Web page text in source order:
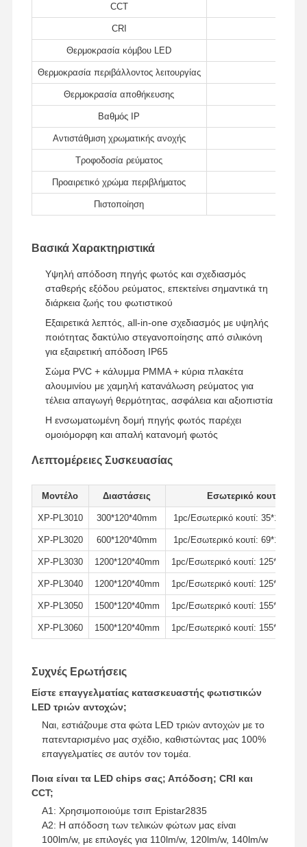
Ποιοτικός
Έλεγχος
Επαφή Ειδήσεις
Όλες Οι
Συνομιλία
IP65 τρι φως απόδειξης των οδηγήσεων
Γραμμικός πλήρης φωτισμός κόλπων οδηγήσεων
Πλήρης φωτισμός κόλπων UFO οδηγήσεων
LED LIP LIGHT
LED LIGHT
LED γραμμική λωρίδα φωτός
Φως του πίνακα LED
LED LIGHT STREET
οδηγημένο φως πακέτων τοίχων
Φωτιστικό LED για ψυκτικούς θαλάμους
CCT
CRI
Θερμοκρασία κόμβου LED
Θερμοκρασία περιβάλλοντος λειτουργίας
Θερμοκρασία αποθήκευσης
Βαθμός IP
Αντιστάθμιση χρωματικής ανοχής
Τροφοδοσία ρεύματος
Προαιρετικό χρώμα περιβλήματος
Πιστοποίηση
Βασικά Χαρακτηριστικά
Υψηλή απόδοση πηγής φωτός και σχεδιασμός
σταθερής εξόδου ρεύματος, επεκτείνει σημαντικά τη
διάρκεια ζωής του φωτιστικού
Εξαιρετικά λεπτός, all-in-one σχεδιασμός με υψηλής
ποιότητας δακτύλιο στεγανοποίησης από σιλικόνη
για εξαιρετική απόδοση IP65
Σώμα PVC + κάλυμμα PMMA + κύρια πλακέτα
αλουμινίου με χαμηλή κατανάλωση ρεύματος για
τέλεια απαγωγή θερμότητας, ασφάλεια και αξιοπιστία
Η ενσωματωμένη δομή πηγής φωτός παρέχει
ομοιόμορφη και απαλή κατανομή φωτός
Λεπτομέρειες Συσκευασίας
Μοντέλο Διαστάσεις Εσωτερικό κουτί
XP-PL3010 300*120*40mm 1pc/Εσωτερικό κουτί:
XP-PL3020 600*120*40mm 1pc/Εσωτερικό κουτί:
XP-PL3030 1200*120*40mm 1pc/Εσωτερικό κουτί:
XP-PL3040 1200*120*40mm 1pc/Εσωτερικό κουτί:
XP-PL3050 1500*120*40mm 1pc/Εσωτερικό κουτί:
XP-PL3060 1500*120*40mm 1pc/Εσωτερικό κουτί:
Συχνές Ερωτήσεις
Είστε επαγγελματίας κατασκευαστής φωτιστικών
LED τριών αντοχών;
Ναι, εστιάζουμε στα φώτα LED τριών αντοχών με το
πατενταρισμένο μας σχέδιο, καθιστώντας μας 100%
επαγγελματίες σε αυτόν τον τομέα.
Ποια είναι τα LED chips σας; Απόδοση; CRI και
CCT;
A1: Χρησιμοποιούμε τσιπ Epistar2835
A2: Η απόδοση των τελικών φώτων μας είναι
100lm/w, με επιλογές για 110lm/w, 120lm/w, 140lm/w